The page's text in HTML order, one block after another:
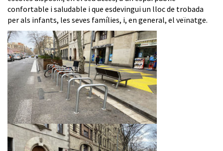
confortable i saludable i que esdevingui un lloc de trobada
per als infants, les seves famílies, i, en general, el veïnatge.